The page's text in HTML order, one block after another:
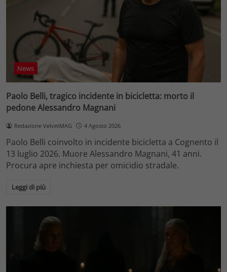
News
Paolo Belli, tragico incidente in bicicletta: morto il
pedone Alessandro Magnani
Redazione VelvetMAG 4 Agosto 2026
Paolo Belli coinvolto in incidente bicicletta a Cognento il
13 luglio 2026. Muore Alessandro Magnani, 41 anni.
Procura apre inchiesta per omicidio stradale.
Leggi di più